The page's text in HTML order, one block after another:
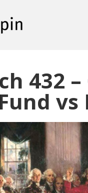
432